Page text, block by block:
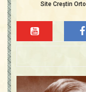
Site Creștin